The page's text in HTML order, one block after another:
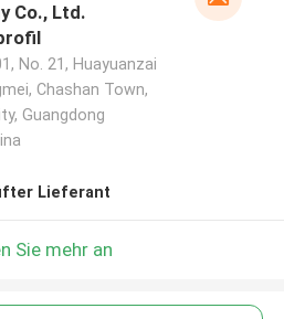
Co., Ltd.
No. 21, Huayuanzai
Chashan Town,
Guangdong
Lieferant
Sie mehr an